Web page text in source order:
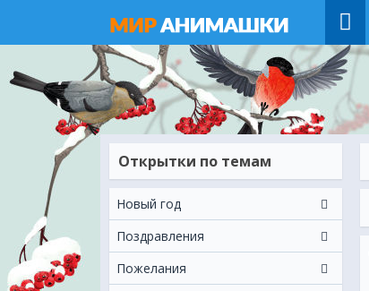
Открытки по темам
Новый год
Поздравления
Пожелания